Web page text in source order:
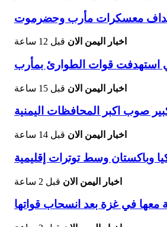
معسكرات مأرب وحضرموت
اخبار اليمن الان قبل 12 ساعة
استهدفت قوات الطوارئ بمأرب
اخبار اليمن الان قبل 15 ساعة
صوب اكبر المحافظات اليمنية
اخبار اليمن الان قبل 14 ساعة
وباكستان وسط توترات إقليمية
اخبار اليمن الان قبل 2 ساعة
معها في غزة بعد انسحاب قواتها